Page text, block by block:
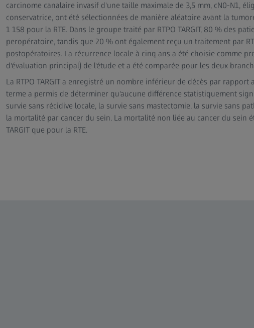
carcinome canalaire invasif d'une taille maximale de 3,5 mm, cN0-N1,
conservatrice, ont été sélectionnées de manière aléatoire avant la
1 158 pour la RTE. Dans le groupe traité par RTPO TARGIT, 80 % des
peropératoire, tandis que 20 % ont également reçu un traitement par
postopératoires. La récurrence locale à cinq ans a été choisie comme
d'évaluation principal) de l'étude et a été comparée pour les deux
La RTPO TARGIT a enregistré un nombre inférieur de décès par rapport
terme a permis de déterminer qu'aucune différence statistiquement
survie sans récidive locale, la survie sans mastectomie, la survie sans
la mortalité par cancer du sein. La mortalité non liée au cancer du sein
TARGIT que pour la RTE.